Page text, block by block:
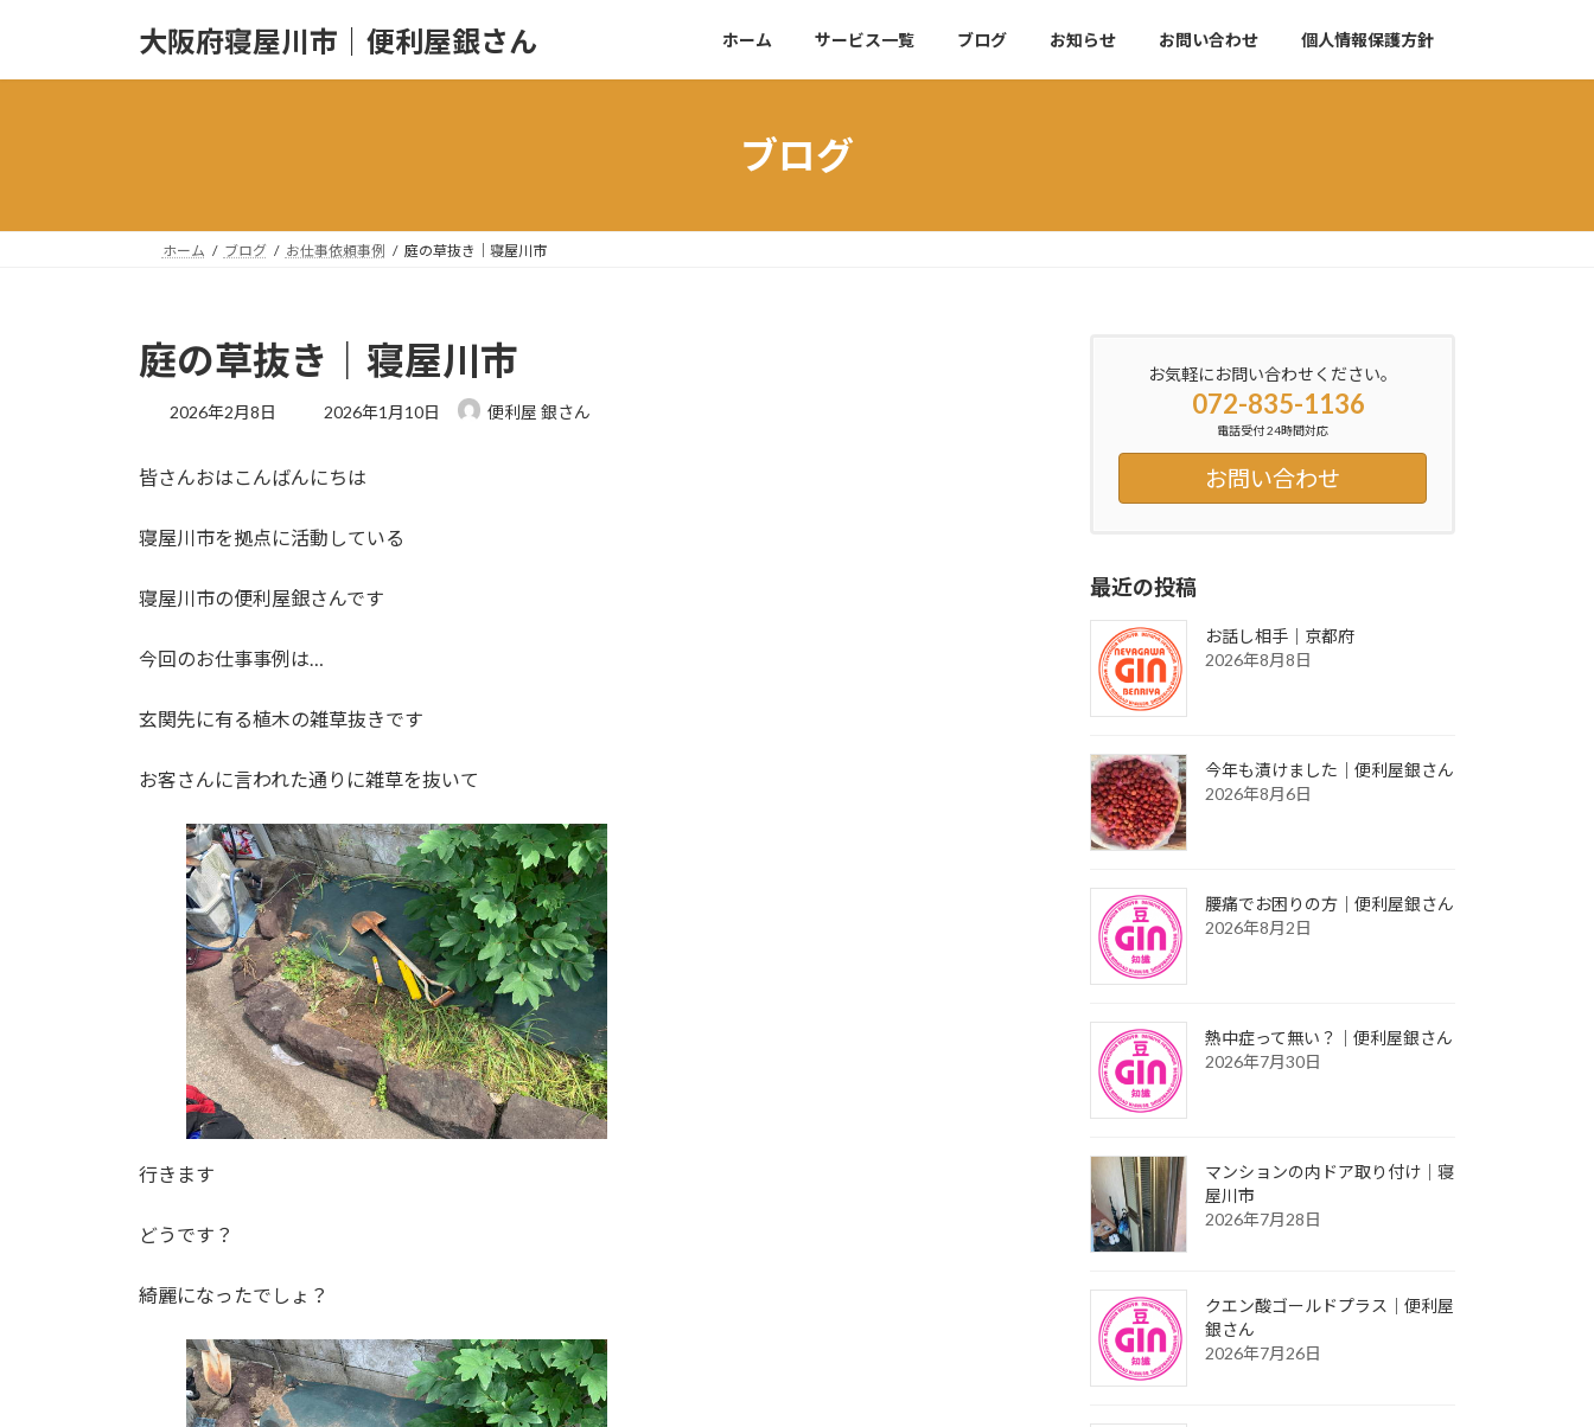
大阪府寝屋川市｜便利屋銀さん ホーム サービス一覧 ブログ お知らせ お問い合わせ 個人情報保護方針
ブログ
ホーム ブログ お仕事依頼事例 庭の草抜き｜寝屋川市
庭の草抜き｜寝屋川市
2026年2月8日
最
新
時
:
2026年1月10日 便利屋 銀さん
皆さんおはこんばんにちは
寝屋川市を拠点に活動している
寝屋川市の便利屋銀さんです
今回のお仕事事例は…
玄関先に有る植木の雑草抜きです
お客さんに言われた通りに雑草を抜いて
行きます
どうです？
綺麗になったでしょ？
お気軽にお問い合わせください。
072-835-1136
電話受付 24時間対応
お問い合わせ
最近の投稿
お話し相手｜京都府
2026年8月8日
今年も漬けました｜便利屋銀さん
2026年8月6日
腰痛でお困りの方｜便利屋銀さん
2026年8月2日
熱中症って無い？｜便利屋銀さん
2026年7月30日
マンションの内ドア取り付け｜寝
屋川市
2026年7月28日
クエン酸ゴールドプラス｜便利屋
銀さん
2026年7月26日